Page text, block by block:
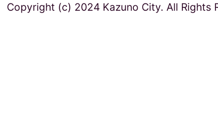
Copyright (c) 2024 Kazuno City. All Rights